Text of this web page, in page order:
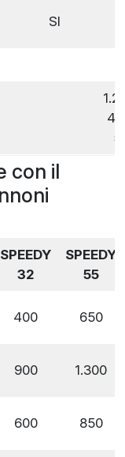
SI
con il
SPEEDY
32
SPEEDY
55
400 650
900 1.300
600 850